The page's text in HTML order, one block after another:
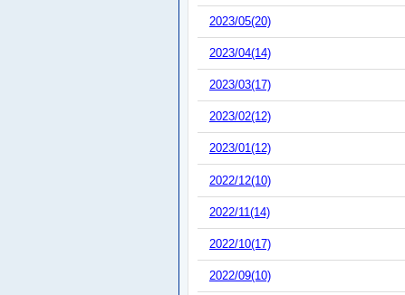
2023/05(20)
2023/04(14)
2023/03(17)
2023/02(12)
2023/01(12)
2022/12(10)
2022/11(14)
2022/10(17)
2022/09(10)